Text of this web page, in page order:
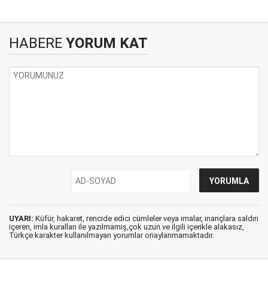
HABERE YORUM KAT
UYARI: Küfür, hakaret, rencide edici cümleler veya imalar, inançlara saldırı
içeren, imla kuralları ile yazılmamış,çok uzun ve ilgili içerikle alakasız,
Türkçe karakter kullanılmayan yorumlar onaylanmamaktadır.